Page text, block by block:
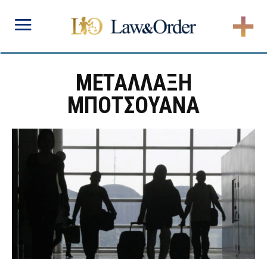
ΜΕΤΑΛΛΑΞΗ
ΜΠΟΤΣΟΥΑΝΑ